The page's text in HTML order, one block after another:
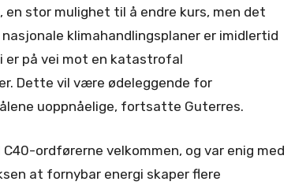
stor mulighet til å endre kurs, men det
klimahandlingsplaner er imidlertid
er på vei mot en katastrofal
Dette vil være ødeleggende for
uoppnåelige, fortsatte Guterres.
ordførerne velkommen, og var enig med
at fornybar energi skaper flere